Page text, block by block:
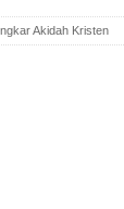
Akidah Kristen